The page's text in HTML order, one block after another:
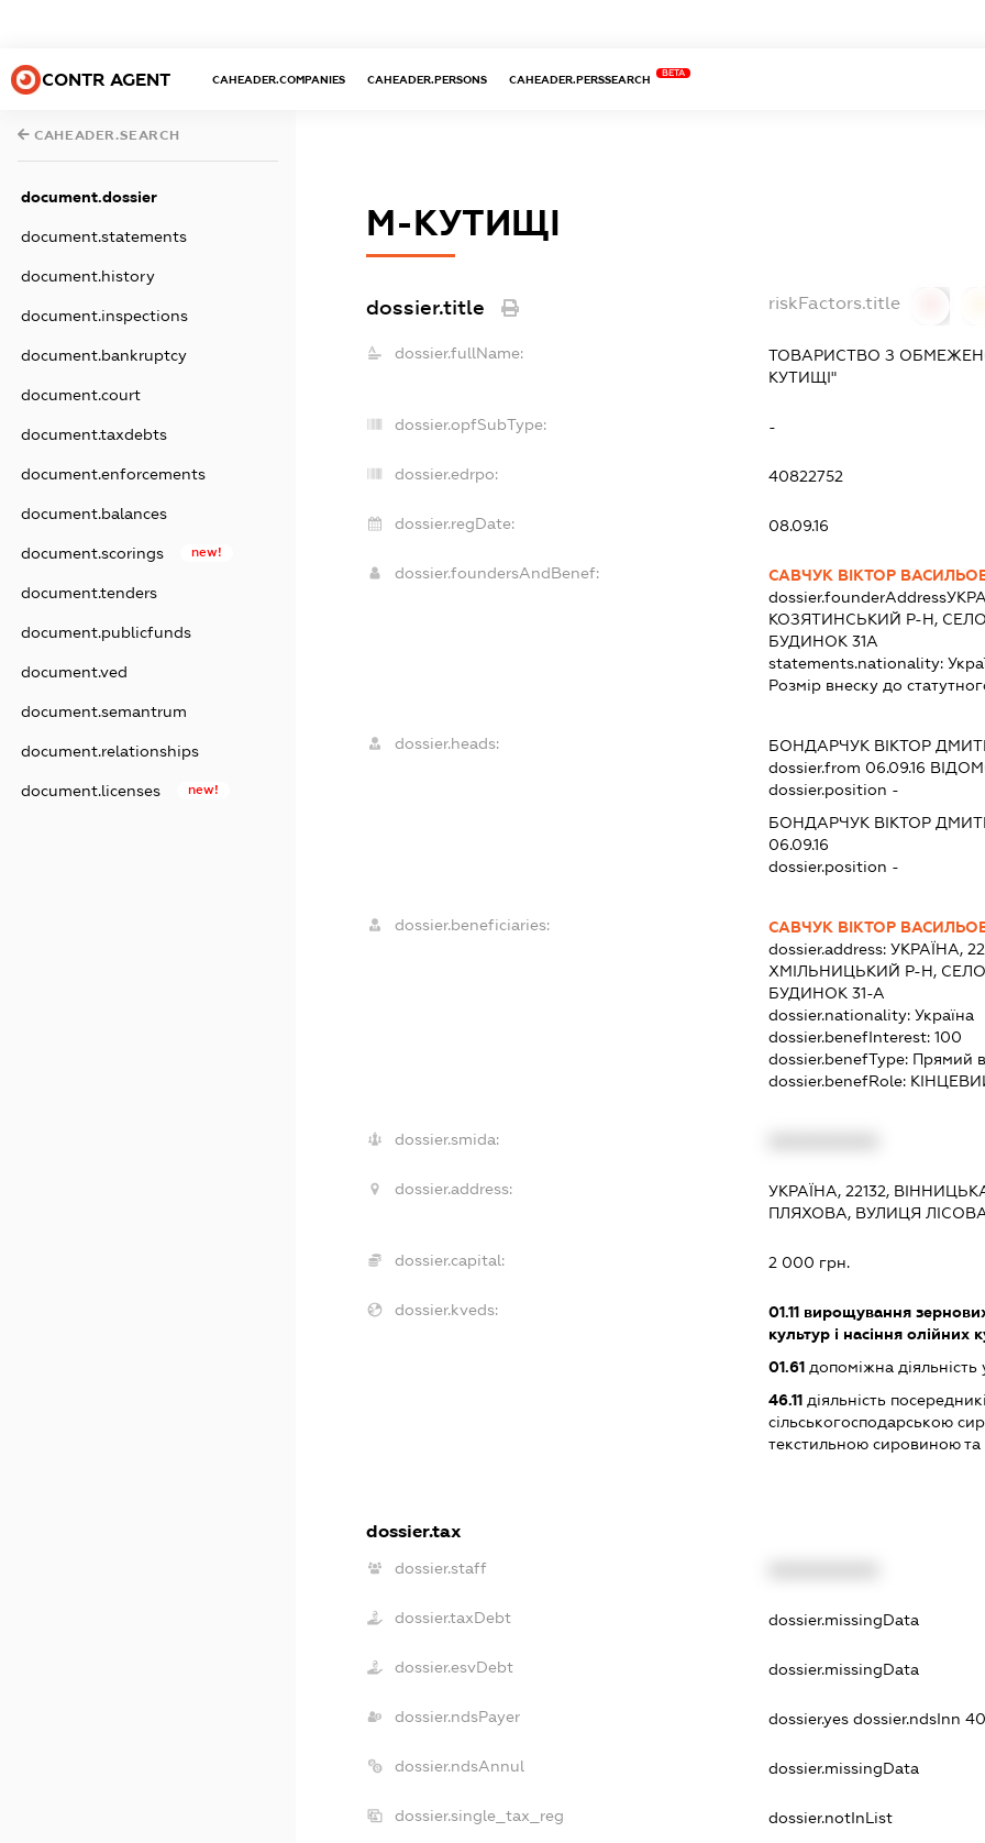
CONTR AGENT CAHEADER.COMPANIES CAHEADER.PERSONS CAHEADER.PERSSEARCH
BETA
CAHEADER.SEARCH
document.dossier
document.statements
document.history
document.inspections
document.bankruptcy
document.court
document.taxdebts
document.enforcements
document.balances
document.scorings new!
document.tenders
document.publicfunds
document.ved
document.semantrum
document.relationships
document.licenses new!
М-КУТИЩІ
dossier.title riskFactors.title
dossier.fullName:
ТОВАРИСТВО З
КУТИЩІ"
dossier.opfSubType: -
dossier.edrpo: 40822752
dossier.regDate: 08.09.16
dossier.foundersAndBenef:
САВЧУК ВІКТОР
dossier.founderAddress
КОЗЯТИНСЬКИЙ Р-Н,
БУДИНОК 31А
statements.nationality:
Розмір внеску до
dossier.heads: БОНДАРЧУК ВІКТОР
dossier.from 06.09.16
dossier.position -
БОНДАРЧУК ВІКТОР
06.09.16
dossier.position -
dossier.beneficiaries:
САВЧУК ВІКТОР
dossier.address: УКРАЇНА,
ХМІЛЬНИЦЬКИЙ Р-Н,
БУДИНОК 31-А
dossier.nationality: Україна
dossier.benefInterest: 100
dossier.benefType: Прямий
dossier.benefRole:
dossier.smida:
dossier.address:
УКРАЇНА, 22132,
ПЛЯХОВА, ВУЛИЦЯ
dossier.capital: 2 000 грн.
dossier.kveds: 01.11вирощування
культур і насіння олійних
01.61допоміжна діяльність
46.11діяльність
сільськогосподарською
текстильною сировиною та
dossier.tax
dossier.staff
dossier.taxDebt dossier.missingData
dossier.esvDebt dossier.missingData
dossier.ndsPayer dossier.yes dossier.ndsInn
dossier.ndsAnnul dossier.missingData
dossier.single_tax_reg dossier.notInList